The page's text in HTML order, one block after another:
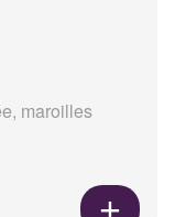
maroilles